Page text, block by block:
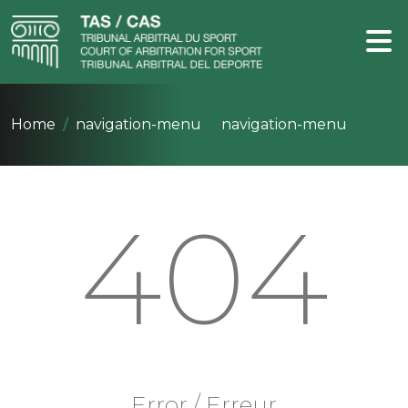
Home navigation-menu navigation-menu
404